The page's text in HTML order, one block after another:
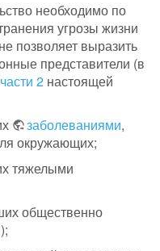
необходимо по
угрозы жизни
позволяет выразить
представители (в
части 2 настоящей
заболеваниями,
окружающих;
тяжелыми
общественно